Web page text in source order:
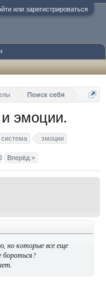
или зарегистрироваться
Поиск себя
эмоции.
система эмоции
Вперёд >
но которые все еще